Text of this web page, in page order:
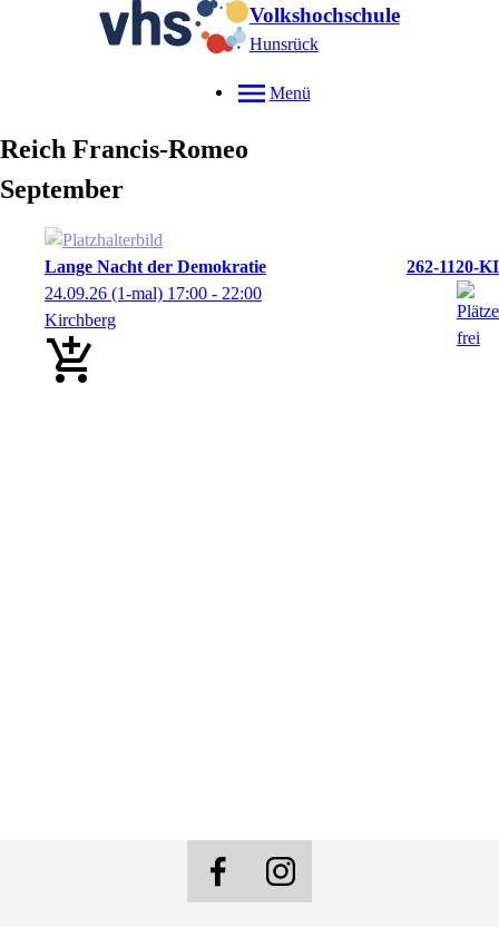
Volkshochschule
Hunsrück
Menü
Reich Francis-Romeo
September
Lange Nacht der Demokratie
262-1120-KI
24.09.26 (1-mal) 17:00 - 22:00
Kirchberg